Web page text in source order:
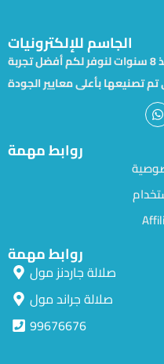
الجاسم للإلكترونيات
تأسس الجاسم للإلكترونيات منذ 8 سنوات لنوفر لكم أفضل تجربة
تم تصنيعها بأعلى معايير الجودة
روابط مهمة
روابط مهمة
صلالة جاردنز مول
صلالة جراند مول
99676676